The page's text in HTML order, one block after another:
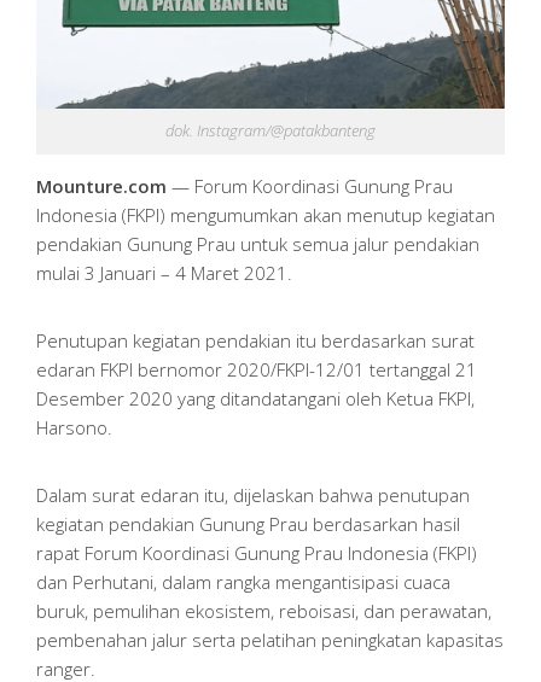
dok. Instagram/@patakbanteng
Mounture.com — Forum Koordinasi Gunung Prau
Indonesia (FKPI) mengumumkan akan menutup kegiatan
pendakian Gunung Prau untuk semua jalur pendakian
mulai 3 Januari – 4 Maret 2021.
Penutupan kegiatan pendakian itu berdasarkan surat
edaran FKPI bernomor 2020/FKPI-12/01 tertanggal 21
Desember 2020 yang ditandatangani oleh Ketua FKPI,
Harsono.
Dalam surat edaran itu, dijelaskan bahwa penutupan
kegiatan pendakian Gunung Prau berdasarkan hasil
rapat Forum Koordinasi Gunung Prau Indonesia (FKPI)
dan Perhutani, dalam rangka mengantisipasi cuaca
buruk, pemulihan ekosistem, reboisasi, dan perawatan,
pembenahan jalur serta pelatihan peningkatan kapasitas
ranger.